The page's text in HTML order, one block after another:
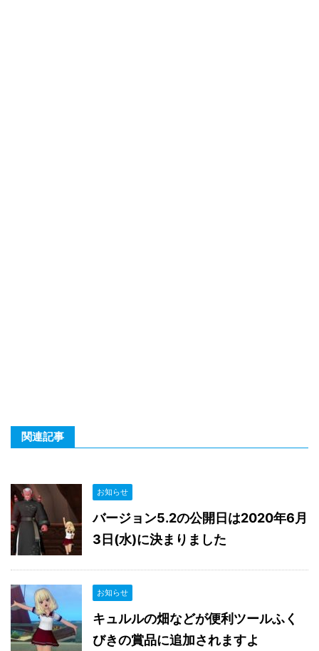
関連記事
お知らせ
バージョン5.2の公開日は2020年6月
3日(水)に決まりました
お知らせ
キュルルの畑などが便利ツールふく
びきの賞品に追加されますよ